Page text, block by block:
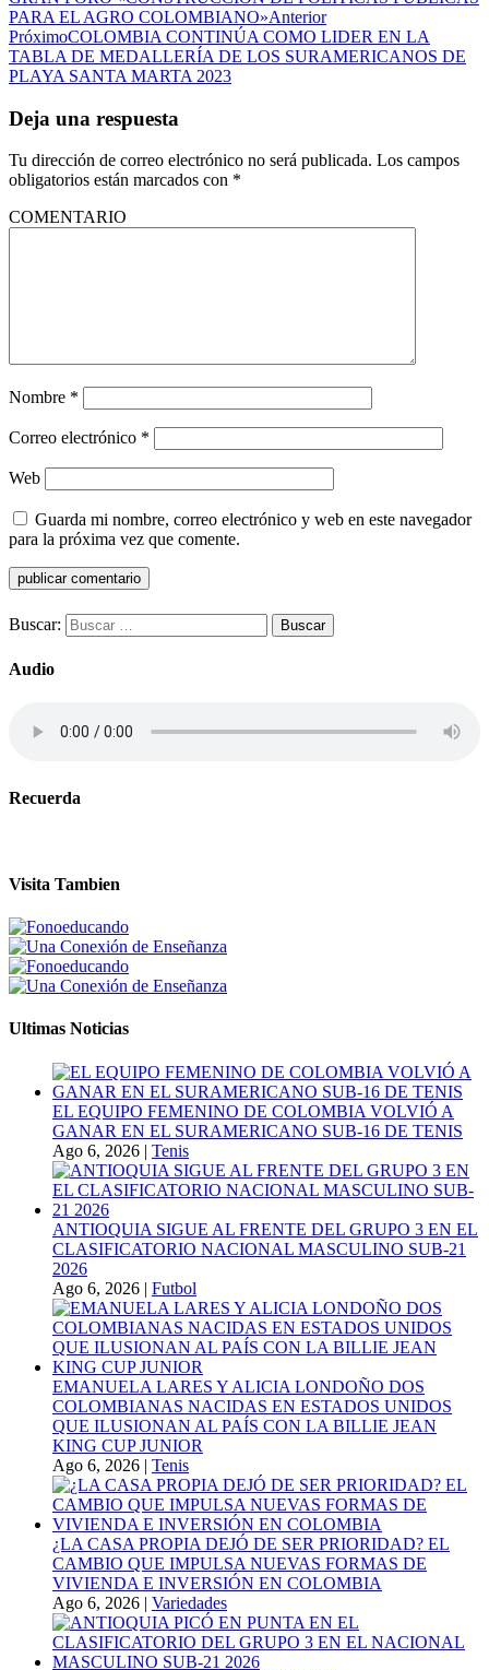
PARA EL AGRO COLOMBIANO»Anterior
PróximoCOLOMBIA CONTINÚA COMO LIDER EN LA
TABLA DE MEDALLERÍA DE LOS SURAMERICANOS DE
PLAYA SANTA MARTA 2023
Deja una respuesta
Tu dirección de correo electrónico no será publicada. Los campos
obligatorios están marcados con *
COMENTARIO
Nombre *
Correo electrónico *
Web
Guarda mi nombre, correo electrónico y web en este navegador
para la próxima vez que comente.
Buscar:
Audio
Recuerda
Visita Tambien
Ultimas Noticias
EL EQUIPO FEMENINO DE COLOMBIA VOLVIÓ A
GANAR EN EL SURAMERICANO SUB-16 DE TENIS
Ago 6, 2026 | Tenis
ANTIOQUIA SIGUE AL FRENTE DEL GRUPO 3 EN EL
CLASIFICATORIO NACIONAL MASCULINO SUB-21
2026
Ago 6, 2026 | Futbol
EMANUELA LARES Y ALICIA LONDOÑO DOS
COLOMBIANAS NACIDAS EN ESTADOS UNIDOS
QUE ILUSIONAN AL PAÍS CON LA BILLIE JEAN
KING CUP JUNIOR
Ago 6, 2026 | Tenis
¿LA CASA PROPIA DEJÓ DE SER PRIORIDAD? EL
CAMBIO QUE IMPULSA NUEVAS FORMAS DE
VIVIENDA E INVERSIÓN EN COLOMBIA
Ago 6, 2026 | Variedades